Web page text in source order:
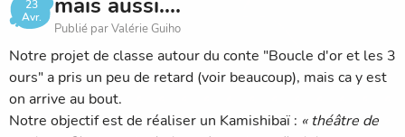
23
Avr.
Publié par Valérie Guiho
Notre projet de classe autour du conte "Boucle d'or et les 3
ours" a pris un peu de retard (voir beaucoup), mais ca y est
on arrive au bout.
Notre objectif est de réaliser un Kamishibaï : « théâtre de